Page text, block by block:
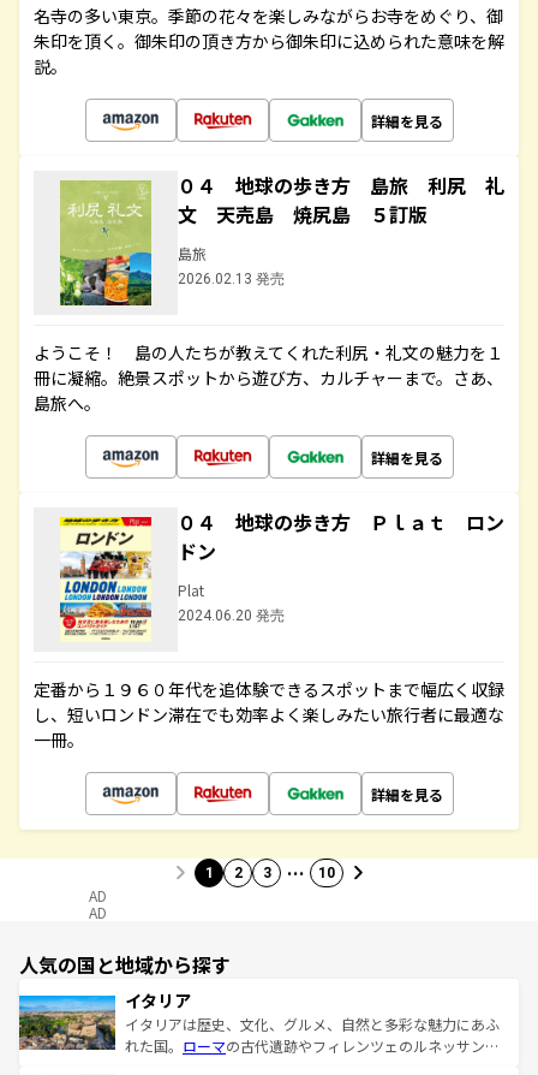
名寺の多い東京。季節の花々を楽しみながらお寺をめぐり、御
朱印を頂く。御朱印の頂き方から御朱印に込められた意味を解
説。
詳細を見る
０４ 地球の歩き方 島旅 利尻 礼
文 天売島 焼尻島 ５訂版
島旅
2026.02.13 発売
ようこそ！ 島の人たちが教えてくれた利尻・礼文の魅力を１
冊に凝縮。絶景スポットから遊び方、カルチャーまで。さあ、
島旅へ。
詳細を見る
０４ 地球の歩き方 Ｐｌａｔ ロン
ドン
Plat
2024.06.20 発売
定番から１９６０年代を追体験できるスポットまで幅広く収録
し、短いロンドン滞在でも効率よく楽しみたい旅行者に最適な
一冊。
詳細を見る
1 2 3 … 10
AD
AD
人気の国と地域から探す
イタリア
イタリアは歴史、文化、グルメ、自然と多彩な魅力にあふ
れた国。 ローマの古代遺跡やフィレンツェのルネッサンス